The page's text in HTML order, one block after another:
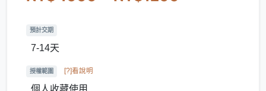
預計交期
7-14天
授權範圍 [?]看說明